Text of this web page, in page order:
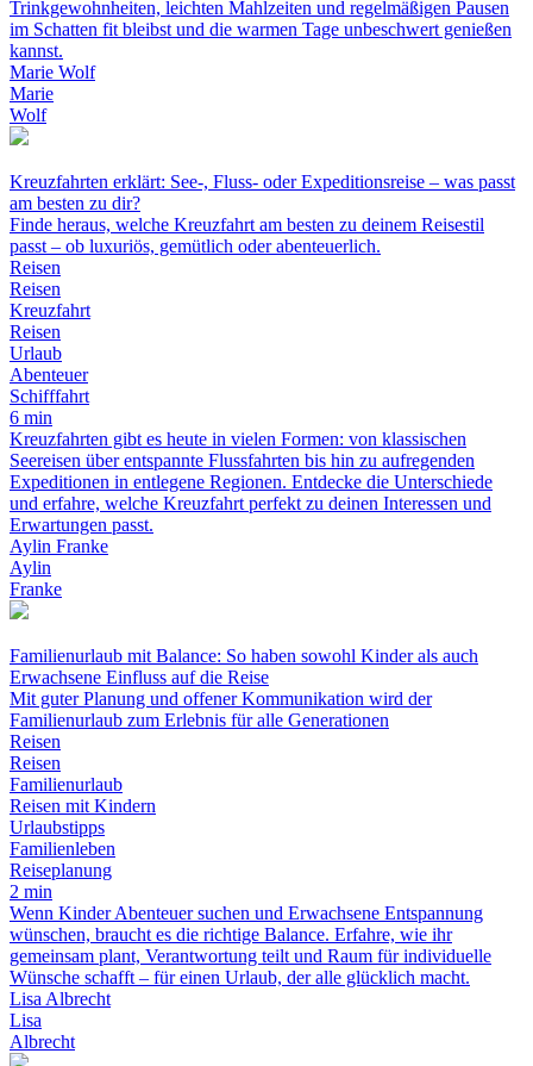
Trinkgewohnheiten, leichten Mahlzeiten und regelmäßigen Pausen
im Schatten fit bleibst und die warmen Tage unbeschwert genießen
kannst.
Marie Wolf
Marie
Wolf
Kreuzfahrten erklärt: See-, Fluss- oder Expeditionsreise – was passt
am besten zu dir?
Finde heraus, welche Kreuzfahrt am besten zu deinem Reisestil
passt – ob luxuriös, gemütlich oder abenteuerlich.
Reisen
Reisen
Kreuzfahrt
Reisen
Urlaub
Abenteuer
Schifffahrt
6 min
Kreuzfahrten gibt es heute in vielen Formen: von klassischen
Seereisen über entspannte Flussfahrten bis hin zu aufregenden
Expeditionen in entlegene Regionen. Entdecke die Unterschiede
und erfahre, welche Kreuzfahrt perfekt zu deinen Interessen und
Erwartungen passt.
Aylin Franke
Aylin
Franke
Familienurlaub mit Balance: So haben sowohl Kinder als auch
Erwachsene Einfluss auf die Reise
Mit guter Planung und offener Kommunikation wird der
Familienurlaub zum Erlebnis für alle Generationen
Reisen
Reisen
Familienurlaub
Reisen mit Kindern
Urlaubstipps
Familienleben
Reiseplanung
2 min
Wenn Kinder Abenteuer suchen und Erwachsene Entspannung
wünschen, braucht es die richtige Balance. Erfahre, wie ihr
gemeinsam plant, Verantwortung teilt und Raum für individuelle
Wünsche schafft – für einen Urlaub, der alle glücklich macht.
Lisa Albrecht
Lisa
Albrecht